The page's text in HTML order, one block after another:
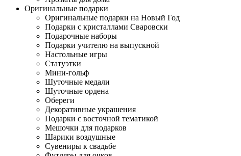
Оригинальные подарки
Оригинальные подарки на Новый Год
Подарки с кристаллами Сваровски
Подарочные наборы
Подарки учителю на выпускной
Настольные игры
Статуэтки
Мини-гольф
Шуточные медали
Шуточные ордена
Обереги
Декоративные украшения
Подарки с восточной тематикой
Мешочки для подарков
Шарики воздушные
Сувениры к свадьбе